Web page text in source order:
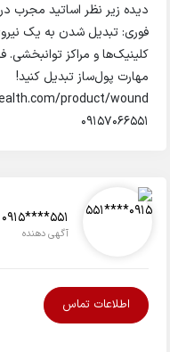
دیده زیر نظر اساتید مجرب
فوری: تبدیل شدن به یک
کلینیک‌ها و مراکز
مهارت پول‌ساز تبدیل کنید!
09157066551
0915****551
آگهی دهنده
اطلاعات تماس